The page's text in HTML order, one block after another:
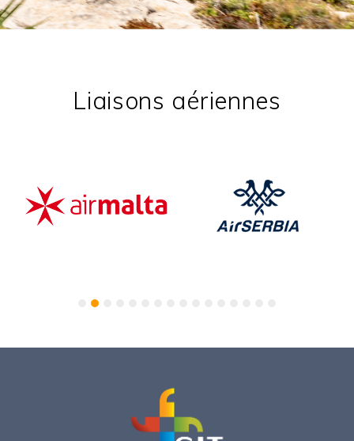
Liaisons aériennes